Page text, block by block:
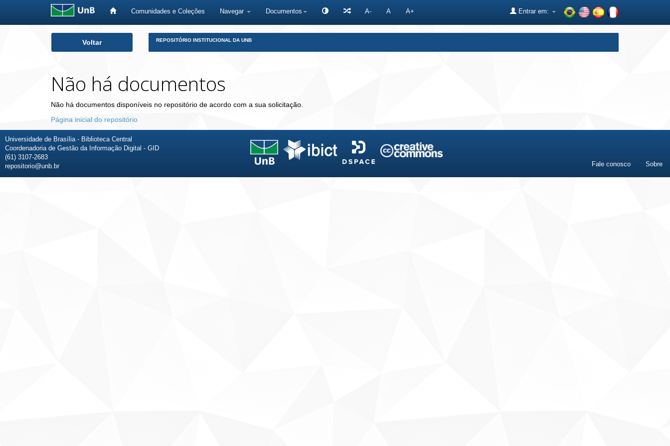
Comunidades e Coleções Navegar Documentos A- A A+ Entrar em:
Voltar REPOSITÓRIO INSTITUCIONAL DA UNB
Não há documentos
Não há documentos disponíveis no repositório de acordo com a sua solicitação.
Página inicial do repositório
Universidade de Brasília - Biblioteca Central
Coordenadoria de Gestão da Informação Digital - GID
(61) 3107-2683
repositorio@unb.br
Fale conosco Sobre